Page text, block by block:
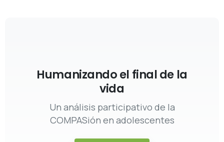
Humanizando el final de la
vida
Un análisis participativo de la
COMPASión en adolescentes